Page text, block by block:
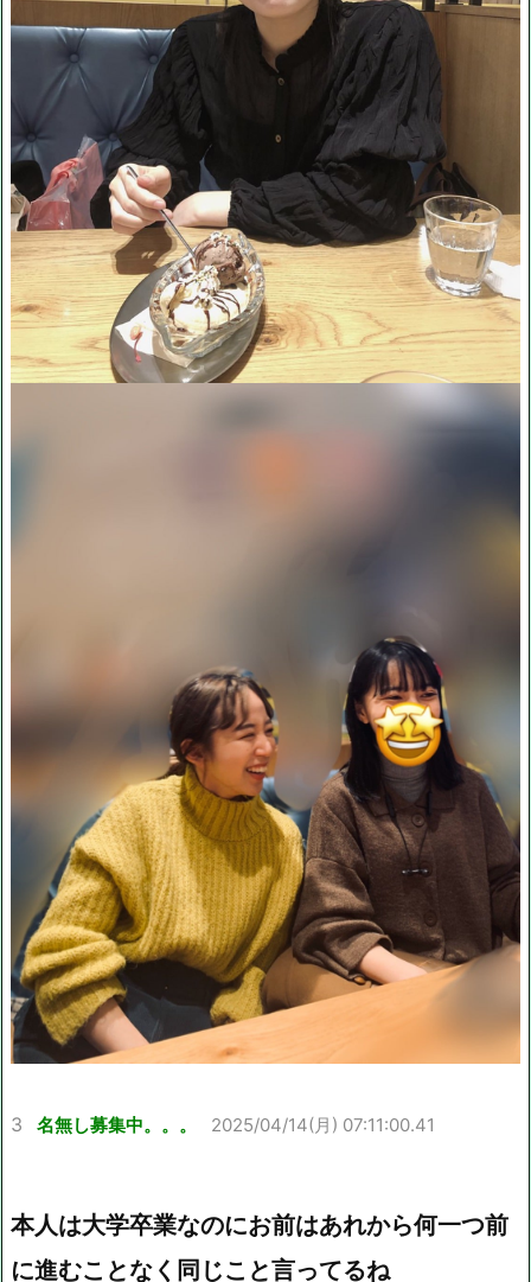
3 名無し募集中。。。 2025/04/14(月) 07:11:00.41
本人は大学卒業なのにお前はあれから何一つ前
に進むことなく同じこと言ってるね